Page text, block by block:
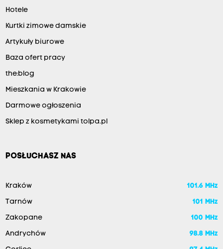
Hotele
Kurtki zimowe damskie
Artykuły biurowe
Baza ofert pracy
the:blog
Mieszkania w Krakowie
Darmowe ogłoszenia
Sklep z kosmetykami tolpa.pl
POSŁUCHASZ NAS
Kraków 101.6 MHz
Tarnów 101 MHz
Zakopane 100 MHz
Andrychów 98.8 MHz